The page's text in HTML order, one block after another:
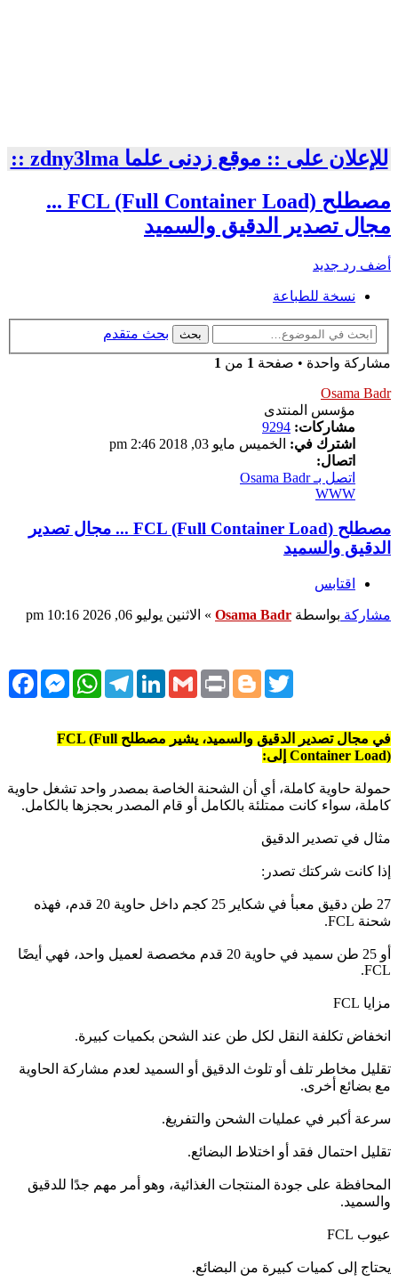
للإعلان على :: موقع زدنى علما zdny3lma ::
مصطلح FCL (Full Container Load) ...
مجال تصدير الدقيق والسميد
أضف رد جديد
نسخة للطباعة
بحث
بحث متقدم
مشاركة واحدة • صفحة 1 من 1
Osama Badr
مؤسس المنتدى
مشاركات: 9294
اشترك في: الخميس مايو 03, 2018 2:46 pm
اتصال:
اتصل بـ Osama Badr
WWW
مصطلح FCL (Full Container Load) ... مجال تصدير
الدقيق والسميد
اقتابس
مشاركة بواسطة Osama Badr
» الاثنين يوليو 06, 2026 10:16 pm
MessengerWhatsAppTelegramLinkedInGmail PrintBloggerTwitter
في مجال تصدير الدقيق والسميد، يشير مصطلح FCL (Full
Container Load) إلى:
حمولة حاوية كاملة، أي أن الشحنة الخاصة بمصدر واحد تشغل حاوية
كاملة، سواء كانت ممتلئة بالكامل أو قام المصدر بحجزها بالكامل.
مثال في تصدير الدقيق
إذا كانت شركتك تصدر:
27 طن دقيق معبأ في شكاير 25 كجم داخل حاوية 20 قدم، فهذه
شحنة FCL.
أو 25 طن سميد في حاوية 20 قدم مخصصة لعميل واحد، فهي أيضًا
FCL.
مزايا FCL
انخفاض تكلفة النقل لكل طن عند الشحن بكميات كبيرة.
تقليل مخاطر تلف أو تلوث الدقيق أو السميد لعدم مشاركة الحاوية
مع بضائع أخرى.
سرعة أكبر في عمليات الشحن والتفريغ.
تقليل احتمال فقد أو اختلاط البضائع.
المحافظة على جودة المنتجات الغذائية، وهو أمر مهم جدًا للدقيق
والسميد.
عيوب FCL
يحتاج إلى كميات كبيرة من البضائع.